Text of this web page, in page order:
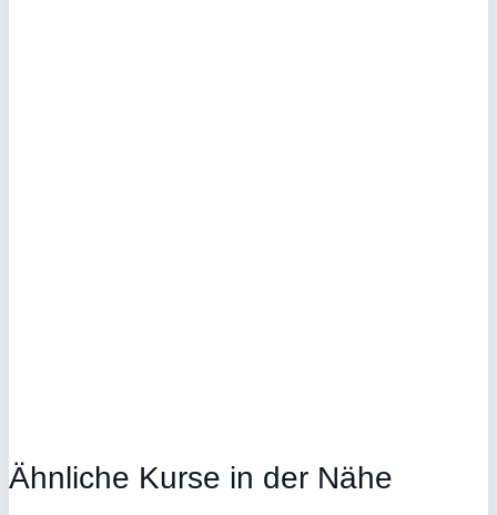
Ähnliche Kurse in der Nähe